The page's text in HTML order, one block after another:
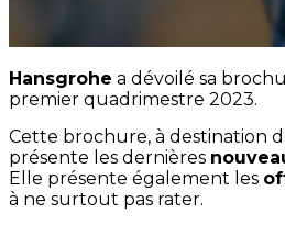
Hansgrohe a dévoilé sa
premier quadrimestre 2023.
Cette brochure, à destination
présente les dernières
Elle présente également les
à ne surtout pas rater.